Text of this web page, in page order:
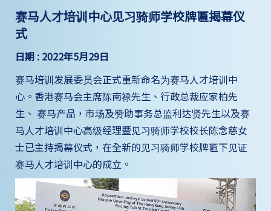
赛马人才培训中心见习骑师学校牌匾揭幕仪
式
日期 : 2022年5月29日
赛马培训发展委员会正式重新命名为赛马人才培训中
心。香港赛马会主席陈南禄先生、行政总裁应家柏先
生、 赛马产品，市场及赞助事务总监利达贤先生以及赛
马人才培训中心高级经理暨见习骑师学校校长陈念慈女
士已主持揭幕仪式，在全新的见习骑师学校牌匾下见证
赛马人才培训中心的成立。